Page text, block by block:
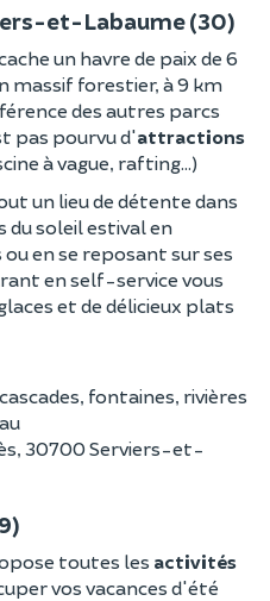
et-Labaume (30)
un havre de paix de 6
massif forestier, à 9 km
des autres parcs
pas pourvu d'attractions
à vague, rafting…)
un lieu de détente dans
du soleil estival en
en se reposant sur ses
en self-service vous
et de délicieux plats
fontaines, rivières
30700 Serviers-et-
toutes les activités
vos vacances d'été